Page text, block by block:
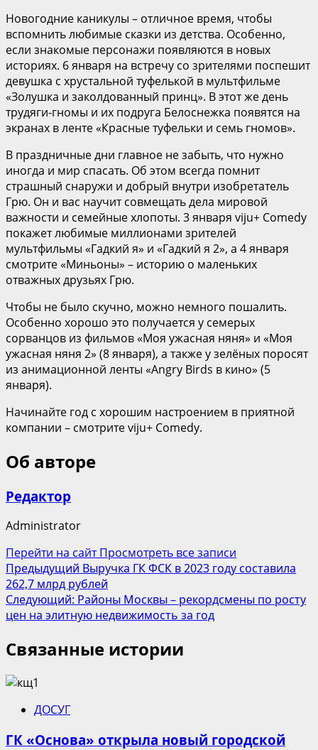
Новогодние каникулы – отличное время, чтобы
вспомнить любимые сказки из детства. Особенно,
если знакомые персонажи появляются в новых
историях. 6 января на встречу со зрителями поспешит
девушка с хрустальной туфелькой в мультфильме
«Золушка и заколдованный принц». В этот же день
трудяги-гномы и их подруга Белоснежка появятся на
экранах в ленте «Красные туфельки и семь гномов».
В праздничные дни главное не забыть, что нужно
иногда и мир спасать. Об этом всегда помнит
страшный снаружи и добрый внутри изобретатель
Грю. Он и вас научит совмещать дела мировой
важности и семейные хлопоты. 3 января viju+ Comedy
покажет любимые миллионами зрителей
мультфильмы «Гадкий я» и «Гадкий я 2», а 4 января
смотрите «Миньоны» – историю о маленьких
отважных друзьях Грю.
Чтобы не было скучно, можно немного пошалить.
Особенно хорошо это получается у семерых
сорванцов из фильмов «Моя ужасная няня» и «Моя
ужасная няня 2» (8 января), а также у зелёных поросят
из анимационной ленты «Angry Birds в кино» (5
января).
Начинайте год с хорошим настроением в приятной
компании – смотрите viju+ Comedy.
Об авторе
Редактор
Administrator
Перейти на сайтПросмотреть все записи
Навигация
записи
Предыдущий Выручка ГК ФСК в 2023 году составила
262,7 млрд рублей
Следующий: Районы Москвы – рекордсмены по росту
цен на элитную недвижимость за год
Связанные истории
ДОСУГ
ГК «Основа» открыла новый городской